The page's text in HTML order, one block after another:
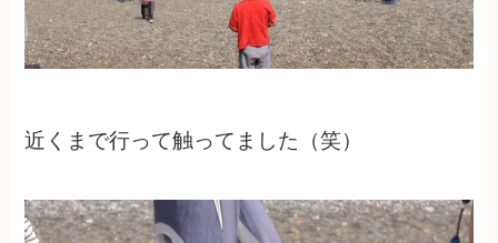
近くまで行って触ってました（笑）